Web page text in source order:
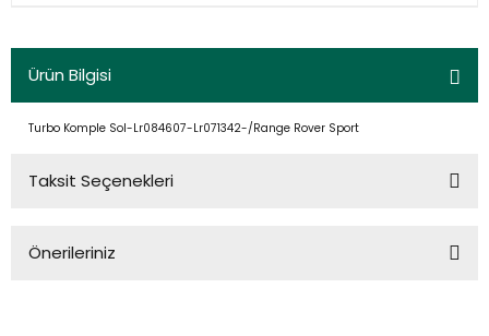
Ürün Bilgisi
Turbo Komple Sol-Lr084607-Lr071342-/Range Rover Sport
Taksit Seçenekleri
Önerileriniz